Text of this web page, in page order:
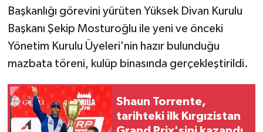
Başkanlığı görevini yürüten Yüksek Divan Kurulu
Başkanı Şekip Mosturoğlu ile yeni ve önceki
Yönetim Kurulu Üyeleri'nin hazır bulunduğu
mazbata töreni, kulüp binasında gerçekleştirildi.
Shaun Torrente,
tarihteki ilk Kırgızistan